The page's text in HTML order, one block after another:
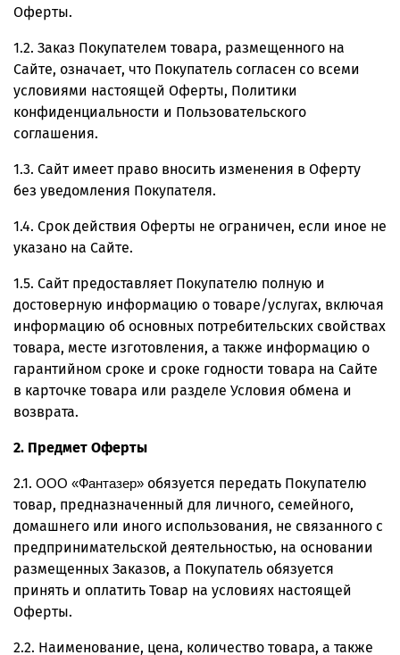
Оферты.
1.2. Заказ Покупателем товара, размещенного на
Сайте, означает, что Покупатель согласен со всеми
условиями настоящей Оферты, Политики
конфиденциальности и Пользовательского
соглашения.
1.3. Сайт имеет право вносить изменения в Оферту
без уведомления Покупателя.
1.4. Срок действия Оферты не ограничен, если иное не
указано на Сайте.
1.5. Сайт предоставляет Покупателю полную и
достоверную информацию о товаре/услугах, включая
информацию об основных потребительских свойствах
товара, месте изготовления, а также информацию о
гарантийном сроке и сроке годности товара на Сайте
в карточке товара или разделе Условия обмена и
возврата.
2. Предмет Оферты
2.1. ООО «Фантазер» обязуется передать Покупателю
товар, предназначенный для личного, семейного,
домашнего или иного использования, не связанного с
предпринимательской деятельностью, на основании
размещенных Заказов, а Покупатель обязуется
принять и оплатить Товар на условиях настоящей
Оферты.
2.2. Наименование, цена, количество товара, а также